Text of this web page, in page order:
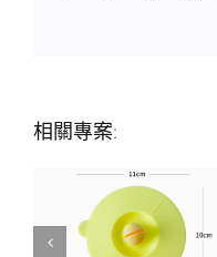
相關專案: